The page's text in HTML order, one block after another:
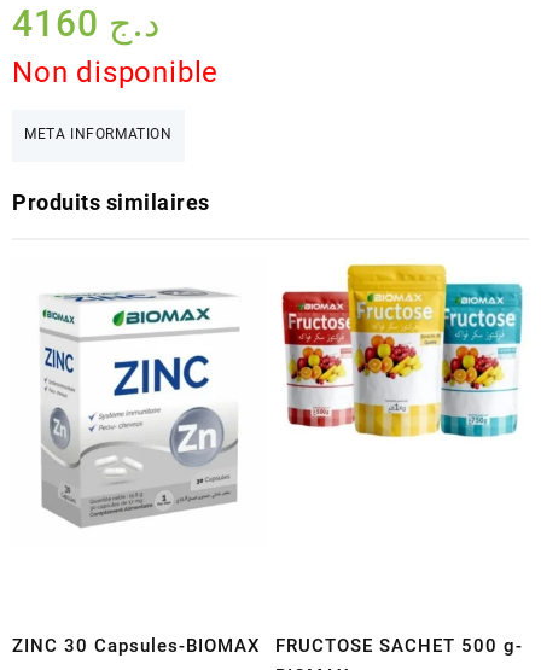
د.ج
Non disponible
META INFORMATION
Produits similaires
ZINC 30 Capsules-BIOMAX
FRUCTOSE SACHET 500 g-